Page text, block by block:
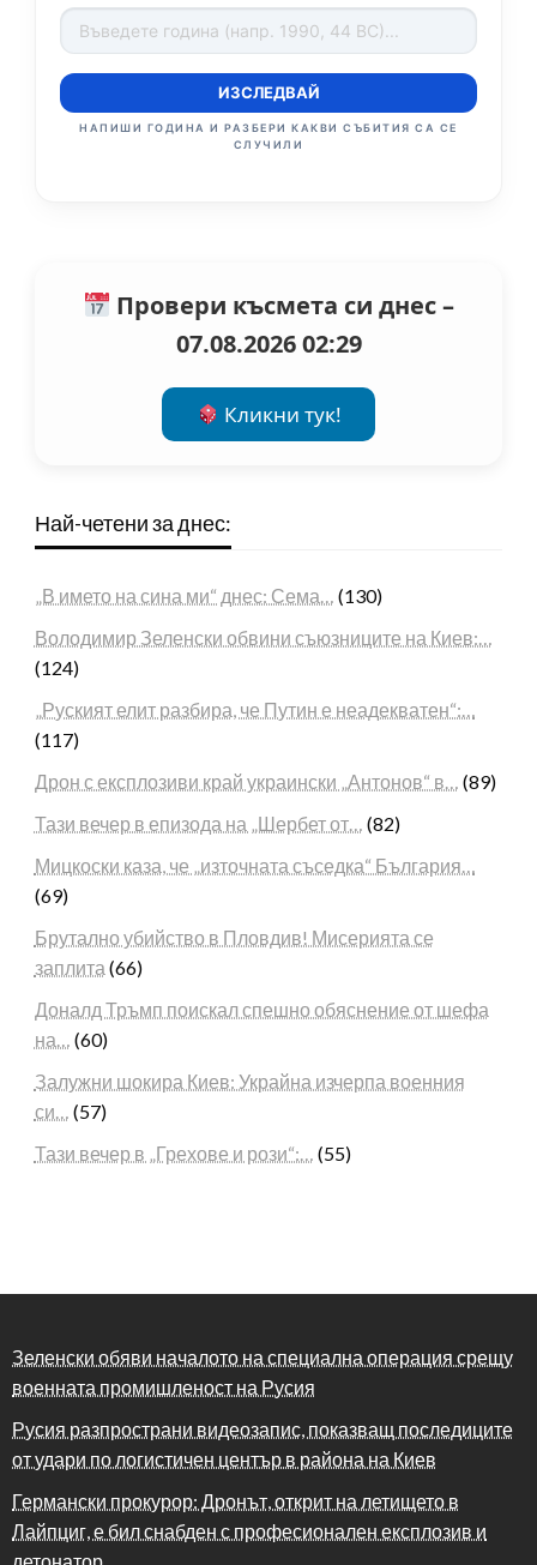
ИЗСЛЕДВАЙ
НАПИШИ ГОДИНА И РАЗБЕРИ КАКВИ СЪБИТИЯ СА СЕ
СЛУЧИЛИ
Провери късмета си днес –
07.08.2026 02:29
Кликни тук!
Най-четени за днес:
„В името на сина ми“ днес: Сема… (130)
Володимир Зеленски обвини съюзниците на Киев:…
(124)
„Руският елит разбира, че Путин е неадекватен“:…
(117)
Дрон с експлозиви край украински „Антонов“ в… (89)
Тази вечер в епизода на „Шербет от… (82)
Мицкоски каза, че „източната съседка“ България…
(69)
Брутално убийство в Пловдив! Мисерията се
заплита (66)
Доналд Тръмп поискал спешно обяснение от шефа
на… (60)
Залужни шокира Киев: Украйна изчерпа военния
си… (57)
Тази вечер в „Грехове и рози“:… (55)
Зеленски обяви началото на специална операция срещу
военната промишленост на Русия
Русия разпространи видеозапис, показващ последиците
от удари по логистичен център в района на Киев
Германски прокурор: Дронът, открит на летището в
Лайпциг, е бил снабден с професионален експлозив и